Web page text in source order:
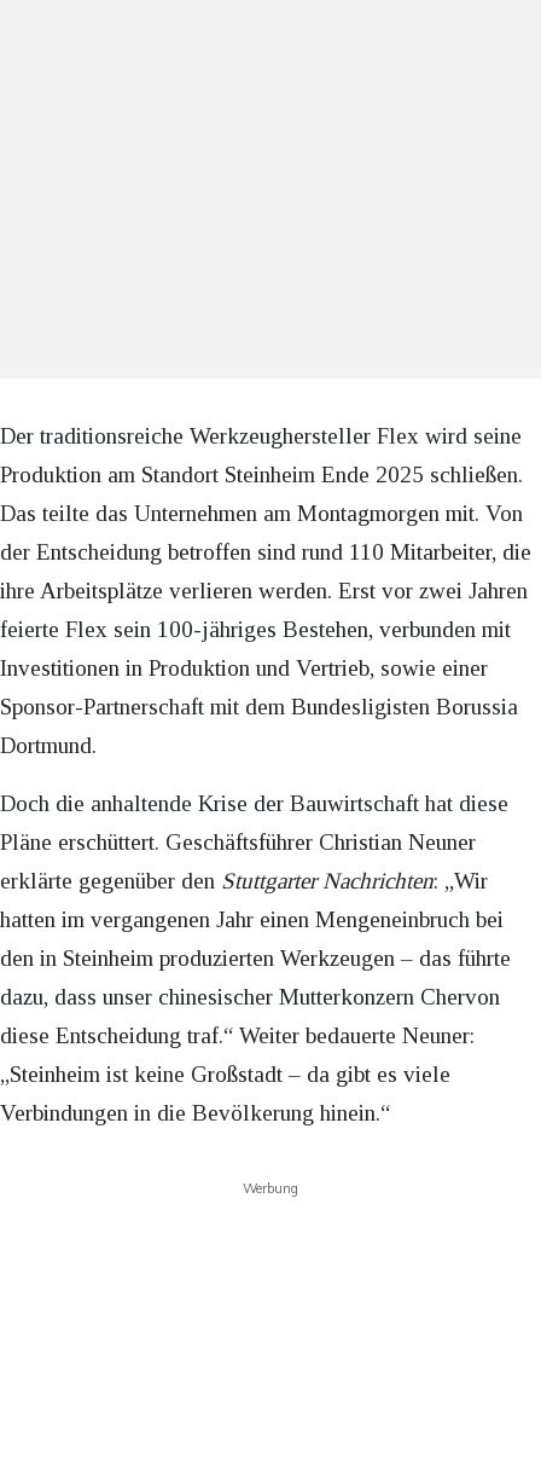
Der traditionsreiche Werkzeughersteller Flex wird seine
Produktion am Standort Steinheim Ende 2025 schließen.
Das teilte das Unternehmen am Montagmorgen mit. Von
der Entscheidung betroffen sind rund 110 Mitarbeiter, die
ihre Arbeitsplätze verlieren werden. Erst vor zwei Jahren
feierte Flex sein 100-jähriges Bestehen, verbunden mit
Investitionen in Produktion und Vertrieb, sowie einer
Sponsor-Partnerschaft mit dem Bundesligisten Borussia
Dortmund.
Doch die anhaltende Krise der Bauwirtschaft hat diese
Pläne erschüttert. Geschäftsführer Christian Neuner
erklärte gegenüber den Stuttgarter Nachrichten: „Wir
hatten im vergangenen Jahr einen Mengeneinbruch bei
den in Steinheim produzierten Werkzeugen – das führte
dazu, dass unser chinesischer Mutterkonzern Chervon
diese Entscheidung traf.“ Weiter bedauerte Neuner:
„Steinheim ist keine Großstadt – da gibt es viele
Verbindungen in die Bevölkerung hinein.“
Werbung